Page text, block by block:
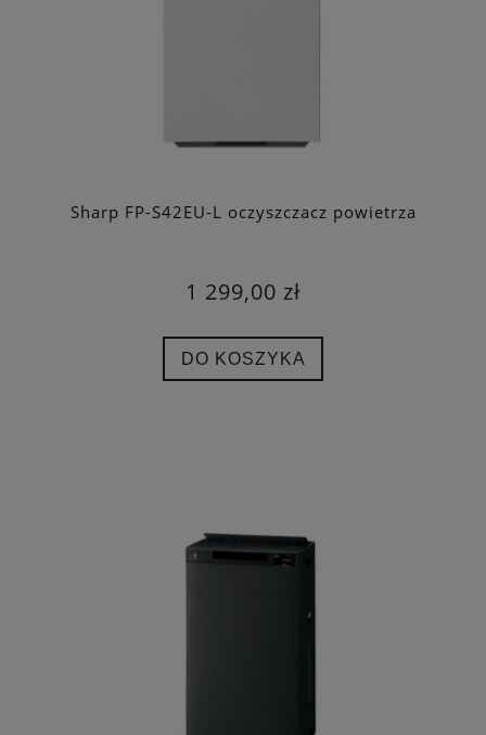
Sharp FP-S42EU-L oczyszczacz powietrza
1 299,00 zł
DO KOSZYKA